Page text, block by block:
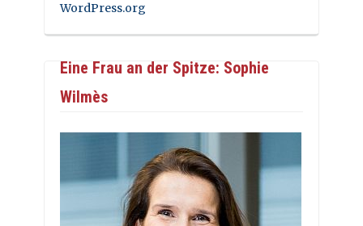
WordPress.org
Eine Frau an der Spitze: Sophie
Wilmès